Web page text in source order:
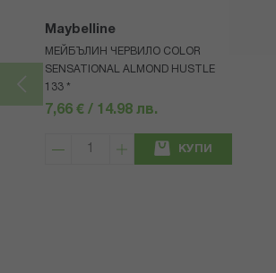
Maybelline
МЕЙБЪЛИН ЧЕРВИЛО COLOR
SENSATIONAL ALMOND HUSTLE
133 *
7,66 € / 14.98 лв.
КУПИ